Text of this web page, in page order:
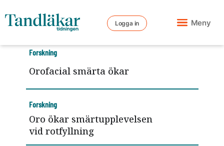
Logga in Meny
Orofacial smärta ökar
Forskning
Oro ökar smärtupplevelsen
vid rotfyllning
Forskning